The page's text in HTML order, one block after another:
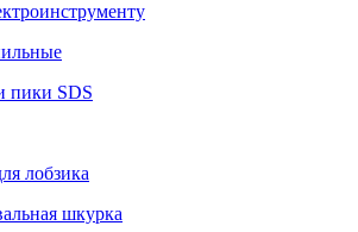
пики SDS
лобзика
шкурка